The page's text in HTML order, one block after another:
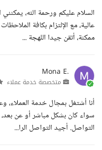
السلام عليكم ورحمة الله،
عالية، مع الإلتزام بكافة
ممكنة، أتقن جيدا اللهجة ...
Mona E.
متخصصة خدمة عملاء
أنا أشتغل بمجال خدمة العملاء،
سواء كان بشكل مباشر أو عن بعد،
التواصل. أجيد التواصل الرا...